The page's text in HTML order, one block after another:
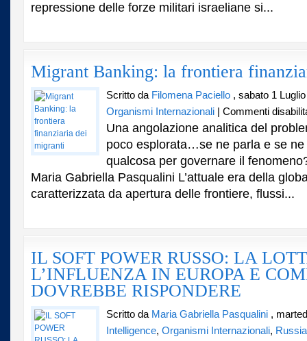
repressione delle forze militari israeliane si...
Migrant Banking: la frontiera
Scritto da Filomena Paciello , sabato 1
Organismi Internazionali
Commenti
Una angolazione analitica del
poco esplorata…se ne parla e se
qualcosa per governare il
Maria Gabriella Pasqualini L’attuale era della
caratterizzata da apertura delle frontiere, flussi...
IL SOFT POWER RUSSO: LA
L’INFLUENZA IN EUROPA E
DOVREBBE RISPONDERE
Scritto da Maria Gabriella Pasqualini ,
Intelligence, Organismi Internazionali, Russia